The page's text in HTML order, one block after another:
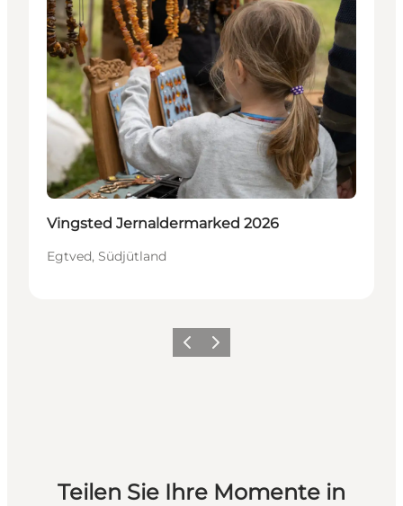
Vingsted Jernaldermarked 2026
Egtved, Südjütland
ZurückWeiter
Teilen Sie Ihre Momente in